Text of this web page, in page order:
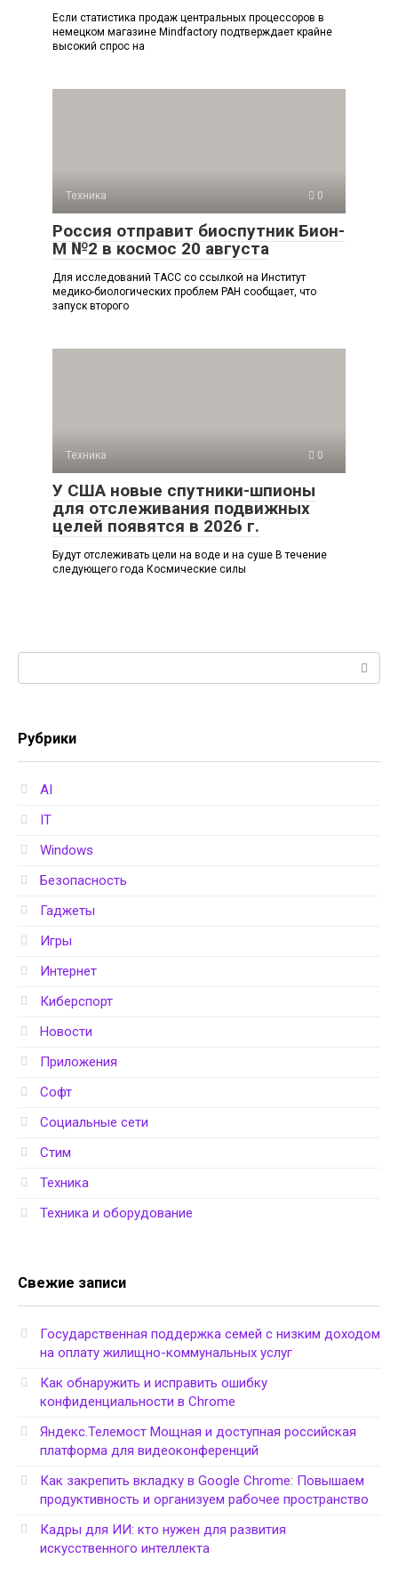
Если статистика продаж центральных процессоров в
немецком магазине Mindfactory подтверждает крайне
высокий спрос на
Техника 0
Россия отправит биоспутник Бион-
М №2 в космос 20 августа
Для исследований ТАСС со ссылкой на Институт
медико-биологических проблем РАН сообщает, что
запуск второго
Техника 0
У США новые спутники-шпионы
для отслеживания подвижных
целей появятся в 2026 г.
Будут отслеживать цели на воде и на суше В течение
следующего года Космические силы
Рубрики
AI
IT
Windows
Безопасность
Гаджеты
Игры
Интернет
Киберспорт
Новости
Приложения
Софт
Социальные сети
Стим
Техника
Техника и оборудование
Свежие записи
Государственная поддержка семей с низким доходом
на оплату жилищно-коммунальных услуг
Как обнаружить и исправить ошибку
конфиденциальности в Chrome
Яндекс.Телемост Мощная и доступная российская
платформа для видеоконференций
Как закрепить вкладку в Google Chrome: Повышаем
продуктивность и организуем рабочее пространство
Кадры для ИИ: кто нужен для развития
искусственного интеллекта